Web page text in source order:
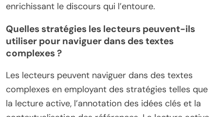
enrichissant le discours qui l’entoure.
Quelles stratégies les lecteurs peuvent-ils
utiliser pour naviguer dans des textes
complexes ?
Les lecteurs peuvent naviguer dans des textes
complexes en employant des stratégies telles que
la lecture active, l’annotation des idées clés et la